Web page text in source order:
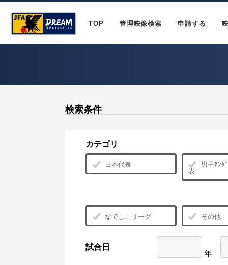
TOP 管理映像検索 申請する
検索条件
カテゴリ
日本代表
男子ｱﾝﾀ
表
なでしこリーグ その他
試合日
年